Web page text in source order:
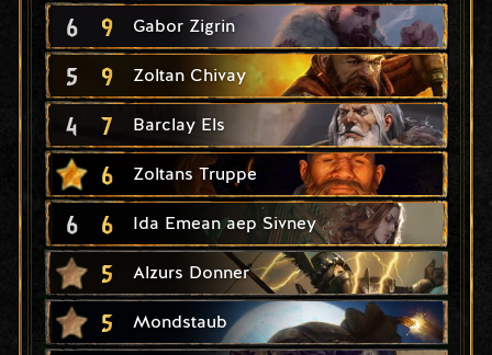
6 9 Gabor Zigrin
5 9 Zoltan Chivay
4 7 Barclay Els
6 Zoltans Truppe
6 6 Ida Emean aep Sivney
5 Alzurs Donner
5 Mondstaub